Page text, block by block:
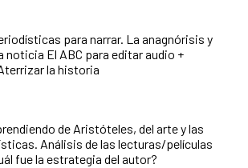
para narrar. La anagnórisis y
noticia El ABC para editar audio +
la historia
de Aristóteles, del arte y las
Análisis de las lecturas/películas
fue la estrategia del autor?